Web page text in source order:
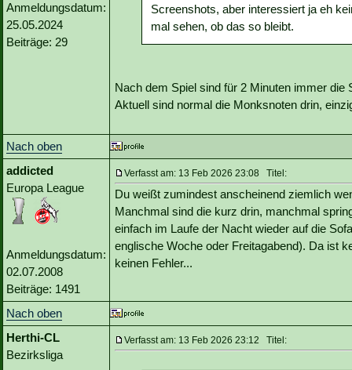
Anmeldungsdatum:
25.05.2024
Beiträge: 29
Screenshots, aber interessiert ja eh
mal sehen, ob das so bleibt.
Nach dem Spiel sind für 2 Minuten immer die
Aktuell sind normal die Monksnoten drin,
Nach oben
addicted
Europa League
Anmeldungsdatum:
02.07.2008
Beiträge: 1491
Verfasst am: 13 Feb 2026 23:08 Titel:
Du weißt zumindest anscheinend ziemlich
Manchmal sind die kurz drin, manchmal
einfach im Laufe der Nacht wieder auf die
englische Woche oder Freitagabend). Da ist
keinen Fehler...
Nach oben
Herthi-CL
Bezirksliga
Verfasst am: 13 Feb 2026 23:12 Titel: